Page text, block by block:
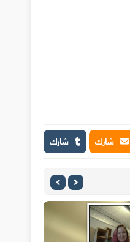
شارك شارك